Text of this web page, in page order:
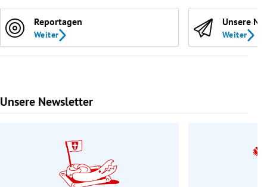
Reportagen
Weiter
Unsere
Weiter
Unsere Newsletter
Slide 1 von 9